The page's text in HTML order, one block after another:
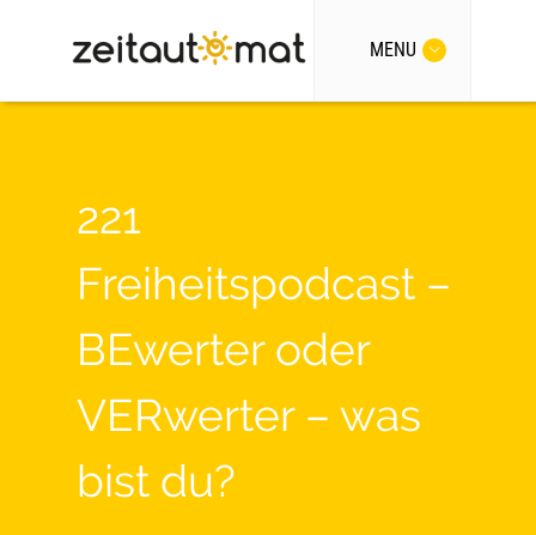
MENU
221
Freiheitspodcast –
BEwerter oder
VERwerter – was
bist du?